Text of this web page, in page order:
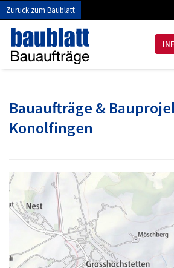
Zurück zum Baublatt
Bauaufträge &
Konolfingen